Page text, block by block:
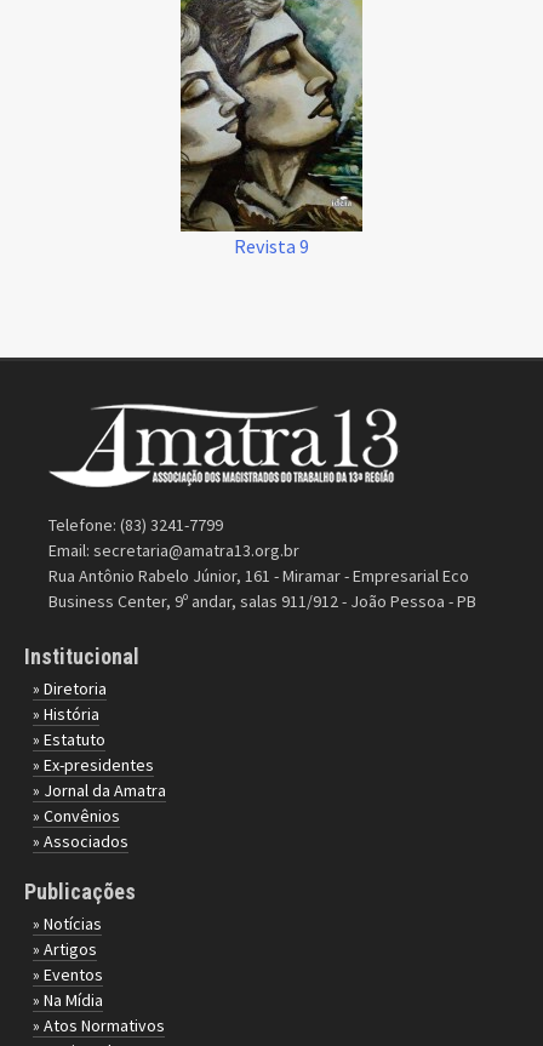
Revista 9
Telefone: (83) 3241-7799
Email: secretaria@amatra13.org.br
Rua Antônio Rabelo Júnior, 161 - Miramar - Empresarial Eco
Business Center, 9º andar, salas 911/912 - João Pessoa - PB
Institucional
» Diretoria
» História
» Estatuto
» Ex-presidentes
» Jornal da Amatra
» Convênios
» Associados
Publicações
» Notícias
» Artigos
» Eventos
» Na Mídia
» Atos Normativos